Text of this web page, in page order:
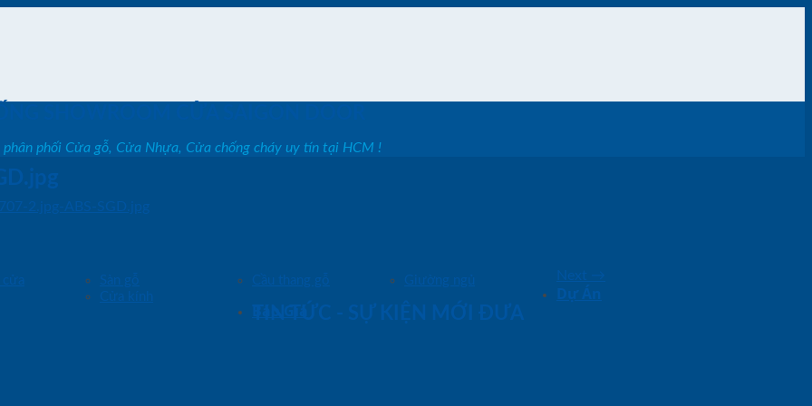
Sàn gỗ Cầu thang gỗ
Giường ngủ
Cửa kính
Dự Án
Báo Giá
phân phối Cửa gỗ, Cửa Nhựa, Cửa chống cháy uy tín tại HCM !
2.jpg-ABS-SGD.jpg
Next
→
TIN TỨC - SỰ KIỆN MỚI ĐƯA